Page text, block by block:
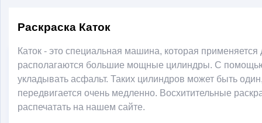
Здесь
Раскраска Каток
Каток - это специальная машина, которая
располагаются большие мощные цилиндры. С помощью
укладывать асфальт. Таких цилиндров может быть
передвигается очень медленно. Восхитительные
распечатать на нашем сайте.